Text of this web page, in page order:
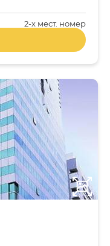
2-x мест. номер